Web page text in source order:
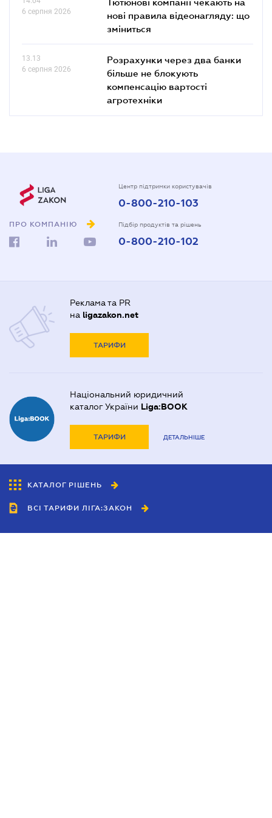
6 серпня 2026
нові правила відеонагляду: що
зміниться
13.13
6 серпня 2026
Розрахунки через два банки
більше не блокують
компенсацію вартості
агротехніки
ПРО КОМПАНІЮ
Центр підтримки користувачів
0-800-210-103
Підбір продуктів та рішень
0-800-210-102
Реклама та PR
на ligazakon.net
ТАРИФИ
Національний юридичний
каталог України Liga:BOOK
ТАРИФИ ДЕТАЛЬНІШЕ
КАТАЛОГ РІШЕНЬ
ВСІ ТАРИФИ ЛІГА:ЗАКОН